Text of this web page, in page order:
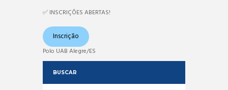
✅ INSCRIÇÕES ABERTAS!
Inscrição
Polo UAB Alegre/ES
BUSCAR